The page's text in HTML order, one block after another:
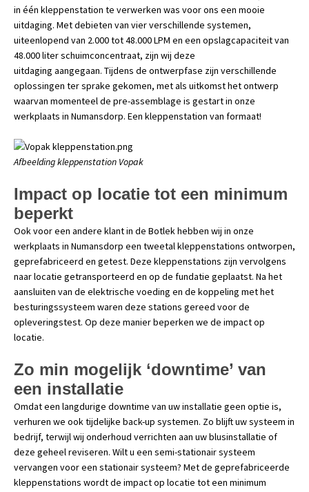
in één kleppenstation te verwerken was voor ons een mooie
uitdaging. Met debieten van vier verschillende systemen,
uiteenlopend van 2.000 tot 48.000 LPM en een opslagcapaciteit van
48.000 liter schuimconcentraat, zijn wij deze
uitdaging aangegaan. Tijdens de ontwerpfase zijn verschillende
oplossingen ter sprake gekomen, met als uitkomst het ontwerp
waarvan momenteel de pre-assemblage is gestart in onze
werkplaats in Numansdorp. Een kleppenstation van formaat!
Afbeelding kleppenstation Vopak
Impact op locatie tot een minimum
beperkt
Ook voor een andere klant in de Botlek hebben wij in onze
werkplaats in Numansdorp een tweetal kleppenstations ontworpen,
geprefabriceerd en getest. Deze kleppenstations zijn vervolgens
naar locatie getransporteerd en op de fundatie geplaatst. Na het
aansluiten van de elektrische voeding en de koppeling met het
besturingssysteem waren deze stations gereed voor de
opleveringstest. Op deze manier beperken we de impact op
locatie.
Zo min mogelijk ‘downtime’ van
een installatie
Omdat een langdurige downtime van uw installatie geen optie is,
verhuren we ook tijdelijke back-up systemen. Zo blijft uw systeem in
bedrijf, terwijl wij onderhoud verrichten aan uw blusinstallatie of
deze geheel reviseren. Wilt u een semi-stationair systeem
vervangen voor een stationair systeem? Met de geprefabriceerde
kleppenstations wordt de impact op locatie tot een minimum